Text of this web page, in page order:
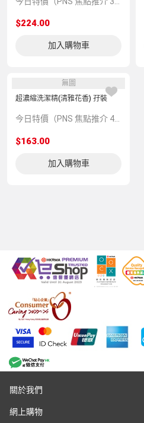
$224.00
加入購物車
無圖
超濃縮洗潔精(清雅花香) 孖裝
今日特價（PNS 焦點推介 401481）
$163.00
加入購物車
關於我們
網上購物